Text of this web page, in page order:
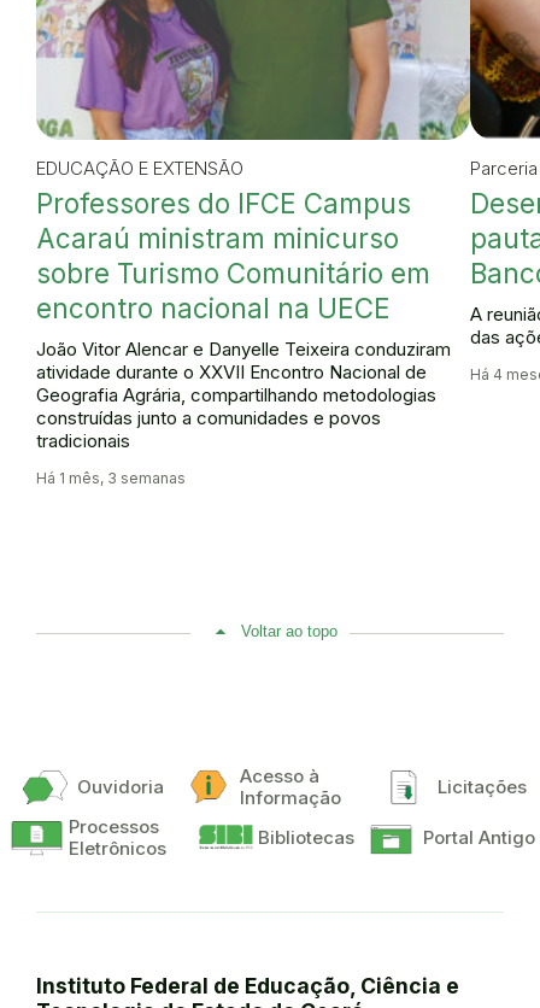
EDUCAÇÃO E EXTENSÃO
Professores do IFCE Campus
Acaraú ministram minicurso
sobre Turismo Comunitário em
encontro nacional na UECE
João Vitor Alencar e Danyelle Teixeira conduziram
atividade durante o XXVII Encontro Nacional de
Geografia Agrária, compartilhando metodologias
construídas junto a comunidades e povos
tradicionais
Há 1 mês, 3 semanas
Parceria
A
das
Há 4
Voltar ao topo
Ouvidoria
Acesso à
Informação
Licitações
Processos
Eletrônicos
Bibliotecas Portal Antigo
Instituto Federal de Educação, Ciência e